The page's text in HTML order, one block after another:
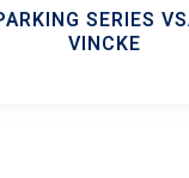
SERIES
VINCKE